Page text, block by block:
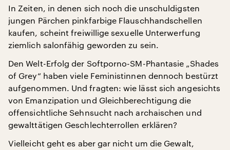
In Zeiten, in denen sich noch die unschuldigsten
jungen Pärchen pinkfarbige Flauschhandschellen
kaufen, scheint freiwillige sexuelle Unterwerfung
ziemlich salonfähig geworden zu sein.
Den Welt-Erfolg der Softporno-SM-Phantasie „Shades
of Grey“ haben viele Feministinnen dennoch bestürzt
aufgenommen. Und fragten: wie lässt sich angesichts
von Emanzipation und Gleichberechtigung die
offensichtliche Sehnsucht nach archaischen und
gewalttätigen Geschlechterrollen erklären?
Vielleicht geht es aber gar nicht um die Gewalt,